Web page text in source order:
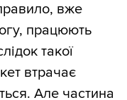
вже
працюють
такої
втрачає
Але частина